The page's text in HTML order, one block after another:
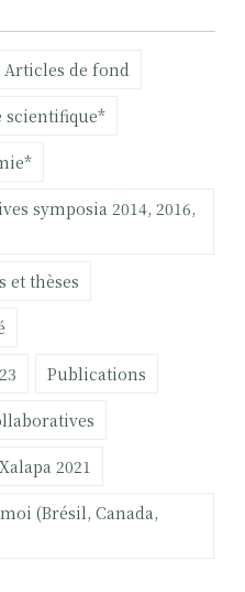
Articles de fond
scientifique*
symposia 2014, 2016,
et thèses
Publications
Xalapa 2021
(Brésil, Canada,